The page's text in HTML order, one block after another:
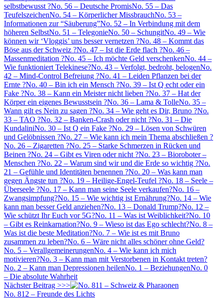
selbstbewusst ?No. 56 – Deutsche PromisNo. 55 – Das
TeufelszeichenNo. 54 – Körperlicher MissbrauchNo. 53 –
Informationen zur “Säuberung”No. 52 – In Verbindung mit dem
höheren SelbstNo. 51 – TelegonieNo. 50 – SchungitNo. 49 – Wie
können wir ‘Vloggis’ uns besser vernetzen ?No. 48 – Kommt das
Böse aus der Schweiz ?No. 47 – Ist die Erde flach ?No. 46 –
Massenmeditation ?No. 45 – Ich möchte Geld verschenkenNo. 44 –
Wie funktioniert Telekinese?No. 43 – Verfolgt, bedroht, belogenNo.
42 – Mind-Control Befreiung ?No. 41 – Leiden Pflanzen bei der
Ernte ?No. 40 – Bin ich ein Mensch ?No. 39 – Ist Q echt oder ein
Fake ?No. 38 – Kann ein Meister nicht lieben ?No. 37 – Hat der
Körper ein eigenes Bewusstsein ?No. 36 – Lama & TolleNo. 35 –
Wann gilt es Nein zu sagen ?No. 34 – Wie geht es Dir, Bruno ?No.
33 – TAO ?No. 32 – Banken-Crash oder nicht ?No. 31 – Die
KundaliniNo. 30 – Ist Q ein Fake ?No. 29 – Lösen von Schwüren
und Gelöbnissen ?No. 27 – Wie kann ich mein Thema abschließen ?
No. 26 – Zigaretten ?No. 25 – Starke Schmerzen in Rücken und
Beinen ?No. 24 – Gibt es Viren oder nicht ?No. 23 – Bioroboter –
Menschen ?No. 22 – Warum sind wir und die Erde so wichtig ?No.
21 – Gefühle und Identitäten benennen ?No. 20 – Was kann man
gegen Ängste tun ?No. 19 – Heilige-Engel-Teufel ?No. 18 – Seele –
Überseele ?No. 17 – Kann man seine Seele verkaufen?No. 16 –
Zwangsimpfung?No. 15 – Wie wichtig ist Ernährung?No. 14 – Wie
kann man besser Geld anziehen?No. 13 – Donald Trump?No. 12 –
Wie schützt Ihr Euch vor 5G?No. 11 – Was ist Weiblichkeit?No. 10
– Gibt es Reinkarnation?No. 9 – Wieso ist das Ego schlecht?No. 8 –
Was ist die beste Meditation?No. 7 – Wie ist es mit Bruno
zusammen zu leben?No. 6 – Wäre nicht alles schöner ohne Geld?
No. 5 – VerallgemeinerungenNo. 4 – Wie kann ich mich
motivieren?No. 3 – Kann man mit Verstorbenen in Kontakt treten?
No. 2 – Kann man Depressionen heilenNo. 1 – BeziehungenNo. 0
– Die absolute Wahrheit
Nächster Beitrag >>>
No. 812 – Freunde des Lichts